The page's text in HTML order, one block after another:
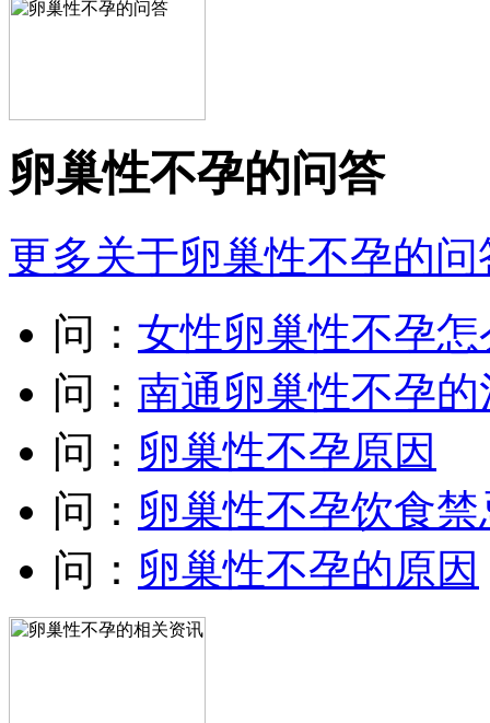
卵巢性不孕的问答
更多关于卵巢性不孕的问
问： 女性卵巢性不孕怎
问： 南通卵巢性不孕的
问： 卵巢性不孕原因
问： 卵巢性不孕饮食禁
问： 卵巢性不孕的原因